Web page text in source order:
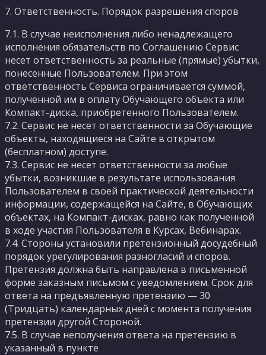
7. Ответственность. Порядок разрешения споров
7.1. В случае неисполнения либо ненадлежащего
исполнения обязательств по Соглашению Сервис
несет ответственность за реальные (прямые) убытки,
понесенные Пользователем. При этом
ответственность Сервиса ограничивается суммой,
полученной им в оплату Обучающего объекта или
Компакт-диска, приобретенного Пользователем.
7.2. Сервис не несет ответственности за Обучающие
объекты, находящиеся на Сайте в открытом
(бесплатном) доступе.
7.3. Сервис не несет ответственности за любые
убытки, возникшие в результате использования
Пользователем в своей практической деятельности
информации, содержащейся на Сайте, в Обучающих
объектах, на Компакт-дисках, равно как полученной
в ходе участия Пользователя в Курсах, Вебинарах.
7.4. Стороны установили претензионный досудебный
порядок урегулирования разногласий и споров.
Претензия должна быть направлена в письменной
форме заказным письмом с уведомлением. Срок для
ответа на предъявленную претензию — 30
(Тридцать) календарных дней с момента получения
претензии другой Стороной.
7.5. В случае неполучения ответа на претензию в
указанный в пункте